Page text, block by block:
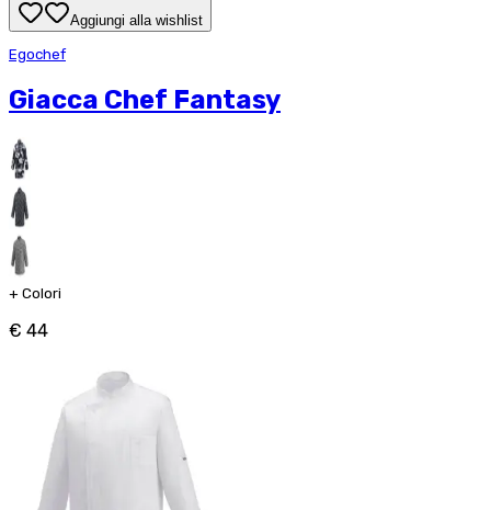
Aggiungi alla wishlist
Egochef
Giacca Chef Fantasy
+ Colori
€ 44